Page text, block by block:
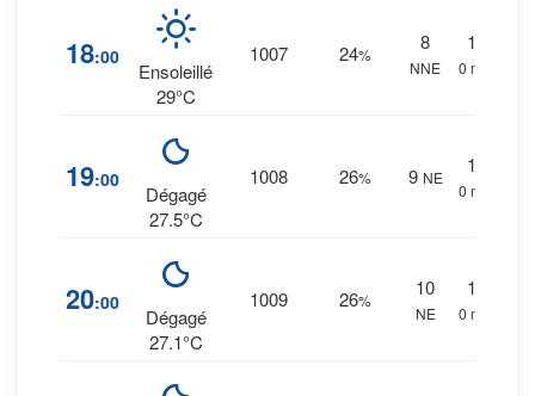
18:00
Ensoleillé
29°C
1007 24%
8
NNE
1
0 mm.
19:00
Dégagé
27.5°C
1008 26% 9 NE
1
0 mm.
20:00
Dégagé
27.1°C
1009 26%
10
NE
1
0 mm.